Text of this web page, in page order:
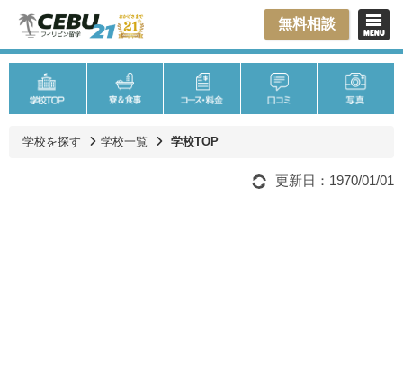
無料相談
学校を探す 学校一覧 学校TOP
更新日：1970/01/01